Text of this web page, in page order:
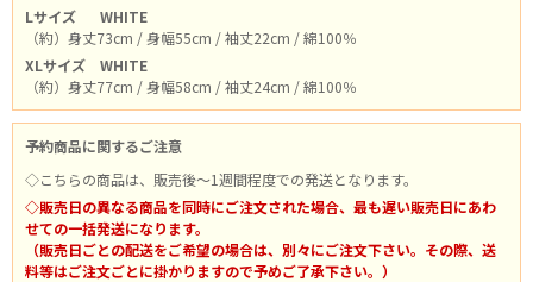
Lサイズ
WHITE
（約）身丈73cm / 身幅55cm / 袖丈22cm / 綿100％
XLサイズ
WHITE
（約）身丈77cm / 身幅58cm / 袖丈24cm / 綿100％
予約商品に関するご注意
◇こちらの商品は、販売後～1週間程度での発送となります。
◇販売日の異なる商品を同時にご注文された場合、最も遅い販売日にあわ
せての一括発送になります。
（販売日ごとの配送をご希望の場合は、別々にご注文下さい。その際、送
料等はご注文ごとに掛かりますので予めご了承下さい。）